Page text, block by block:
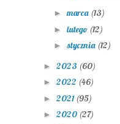
►marca (13)
► lutego (12)
► stycznia (12)
► 2023 (60)
► 2022 (46)
► 2021 (95)
► 2020 (27)